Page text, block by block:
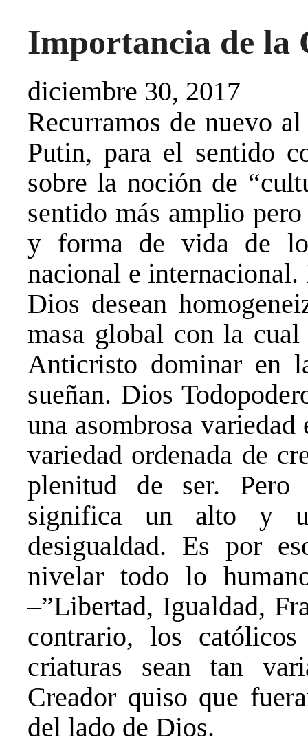
Importancia de la
diciembre 30, 2017
Recurramos de nuevo
Putin, para el sentido
sobre la noción de
sentido más amplio
y forma de vida de
nacional e
Dios desean
masa global con la
Anticristo dominar en
sueñan. Dios
una asombrosa
variedad ordenada de
plenitud de ser. Pero
significa un alto y
desigualdad. Es por
nivelar todo lo
–”Libertad, Igualdad,
contrario, los
criaturas sean tan
Creador quiso que
del lado de Dios.